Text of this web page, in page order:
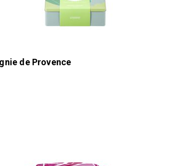
de Provence